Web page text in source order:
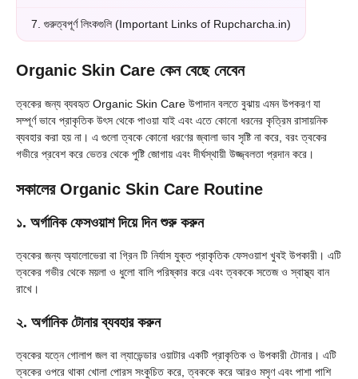
7. গুরুত্বপূর্ণ লিংকগুলি (Important Links of Rupcharcha.in)
Organic Skin Care কেন বেছে নেবেন
ত্বকের জন্য ব্যবহৃত Organic Skin Care উপাদান বলতে বুঝায় এমন উপকরণ যা
সম্পূর্ণ ভাবে প্রাকৃতিক উৎস থেকে পাওয়া যাই এবং এতে কোনো ধরনের কৃত্রিম রাসায়নিক
ব্যবহার করা হয় না। এ গুলো ত্বকে কোনো ধরণের জ্বালা ভাব সৃষ্টি না করে, বরং ত্বকের
গভীরে প্রবেশ করে ভেতর থেকে পুষ্টি জোগায় এবং দীর্ঘস্থায়ী উজ্জ্বলতা প্রদান করে।
সকালের Organic Skin Care Routine
১. অর্গানিক ফেসওয়াশ দিয়ে দিন শুরু করুন
ত্বকের জন্য অ্যালোভেরা বা গ্রিন টি নির্যাস যুক্ত প্রাকৃতিক ফেসওয়াশ খুবই উপকারী। এটি
ত্বকের গভীর থেকে ময়লা ও ধুলো বালি পরিষ্কার করে এবং ত্বককে সতেজ ও স্বাস্থ্য বান
রাখে।
২. অর্গানিক টোনার ব্যবহার করুন
ত্বকের যত্নে গোলাপ জল বা ল্যাভেন্ডার ওয়াটার একটি প্রাকৃতিক ও উপকারী টোনার। এটি
ত্বকের ওপরে থাকা খোলা পোরস সংকুচিত করে, ত্বককে করে আরও মসৃণ এবং পাশা পাশি